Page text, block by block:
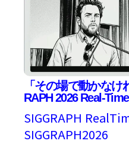
「その場で動かな
RAPH 2026 Real-
SIGGRAPH
SIGGRAPH2026